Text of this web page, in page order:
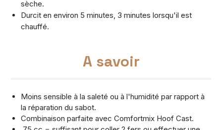
sèche.
Durcit en environ 5 minutes, 3 minutes lorsqu'il est
chauffé.
A savoir
Moins sensible à la saleté ou à l'humidité par rapport à
la réparation du sabot.
Combinaison parfaite avec Comfortmix Hoof Cast.